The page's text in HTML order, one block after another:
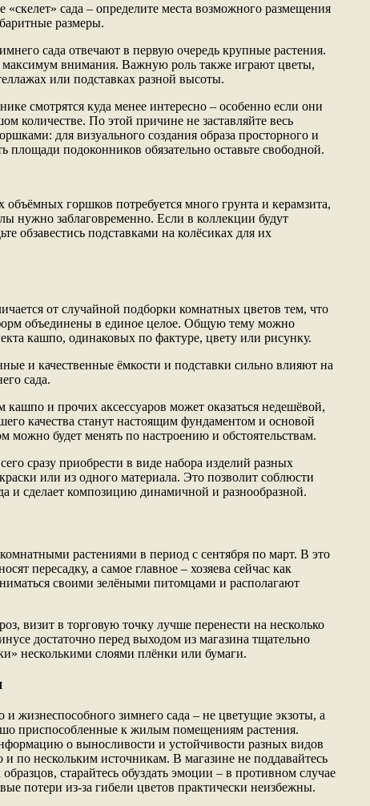
«скелет» сада – определите места возможного размещения
размеры.
сада отвечают в первую очередь крупные растения.
внимания. Важную роль также играют цветы,
или подставках разной высоты.
смотрятся куда менее интересно – особенно если они
количестве. По этой причине не заставляйте весь
для визуального создания образа просторного и
площади подоконников обязательно оставьте свободной.
объёмных горшков потребуется много грунта и керамзита,
нужно заблаговременно. Если в коллекции будут
обзавестись подставками на колёсиках для их
от случайной подборки комнатных цветов тем, что
объединены в единое целое. Общую тему можно
кашпо, одинаковых по фактуре, цвету или рисунку.
и качественные ёмкости и подставки сильно влияют на
сада.
кашпо и прочих аксессуаров может оказаться недешёвой,
качества станут настоящим фундаментом и основой
можно будет менять по настроению и обстоятельствам.
сразу приобрести в виде набора изделий разных
или из одного материала. Это позволит соблюсти
и сделает композицию динамичной и разнообразной.
растениями в период с сентября по март. В это
пересадку, а самое главное – хозяева сейчас как
своими зелёными питомцами и располагают
визит в торговую точку лучше перенести на несколько
достаточно перед выходом из магазина тщательно
несколькими слоями плёнки или бумаги.
жизнеспособного зимнего сада – не цветущие экзоты, а
приспособленные к жилым помещениям растения.
о выносливости и устойчивости разных видов
и по нескольким источникам. В магазине не поддавайтесь
старайтесь обуздать эмоции – в противном случае
потери из-за гибели цветов практически неизбежны.